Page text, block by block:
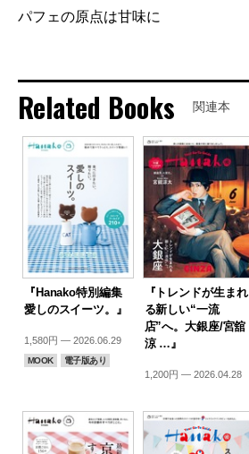
パフェの原点は甘味に
Related Books 関連本
『Hanako特別編集
愛しのスイーツ。』
1,580円 — 2026.06.29
MOOK 電子版あり
『トレンドが生まれ
る新しい“一流
店”へ。大銀座/宮舘
涼 …』
1,200円 — 2026.04.28